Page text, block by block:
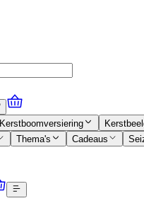
Kerstboomversiering
Thema's Cadeaus